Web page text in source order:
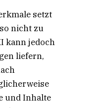
setzt
nicht zu
kann jedoch
liefern,
und Inhalte